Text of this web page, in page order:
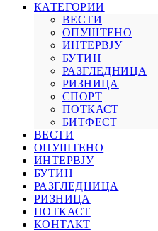
КАТЕГОРИИ
ВЕСТИ
ОПУШТЕНО
ИНТЕРВЈУ
БУТИН
РАЗГЛЕДНИЦА
РИЗНИЦА
СПОРТ
ПОТКАСТ
БИТФЕСТ
ВЕСТИ
ОПУШТЕНО
ИНТЕРВЈУ
БУТИН
РАЗГЛЕДНИЦА
РИЗНИЦА
ПОТКАСТ
КОНТАКТ